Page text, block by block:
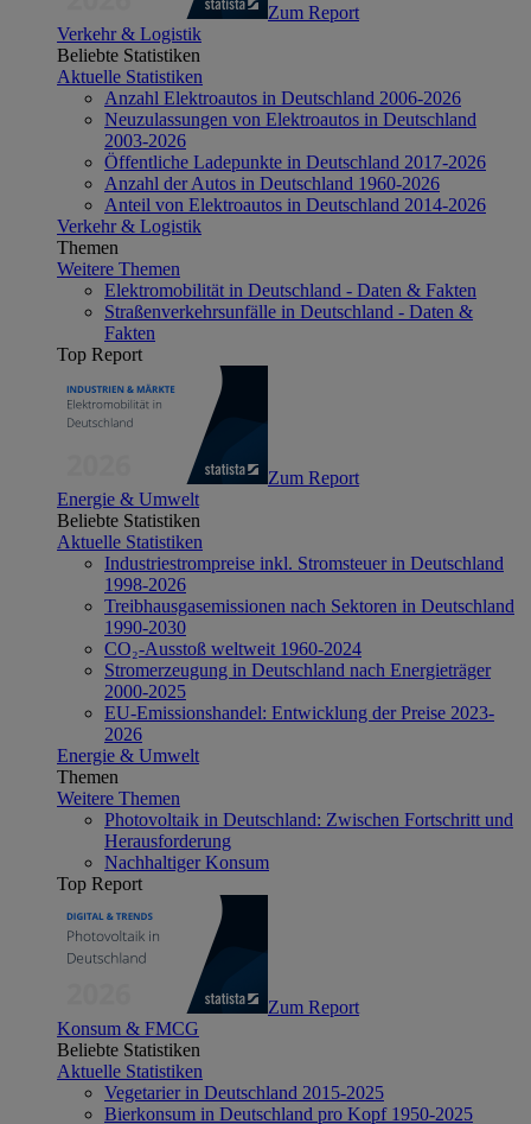
Zum Report
Verkehr & Logistik
Beliebte Statistiken
Aktuelle Statistiken
Anzahl Elektroautos in Deutschland 2006-2026
Neuzulassungen von Elektroautos in Deutschland
2003-2026
Öffentliche Ladepunkte in Deutschland 2017-2026
Anzahl der Autos in Deutschland 1960-2026
Anteil von Elektroautos in Deutschland 2014-2026
Verkehr & Logistik
Themen
Weitere Themen
Elektromobilität in Deutschland - Daten & Fakten
Straßenverkehrsunfälle in Deutschland - Daten &
Fakten
Top Report
Zum Report
Energie & Umwelt
Beliebte Statistiken
Aktuelle Statistiken
Industriestrompreise inkl. Stromsteuer in Deutschland
1998-2026
Treibhausgasemissionen nach Sektoren in Deutschland
1990-2030
CO₂-Ausstoß weltweit 1960-2024
Stromerzeugung in Deutschland nach Energieträger
2000-2025
EU-Emissionshandel: Entwicklung der Preise 2023-
2026
Energie & Umwelt
Themen
Weitere Themen
Photovoltaik in Deutschland: Zwischen Fortschritt und
Herausforderung
Nachhaltiger Konsum
Top Report
Zum Report
Konsum & FMCG
Beliebte Statistiken
Aktuelle Statistiken
Vegetarier in Deutschland 2015-2025
Bierkonsum in Deutschland pro Kopf 1950-2025